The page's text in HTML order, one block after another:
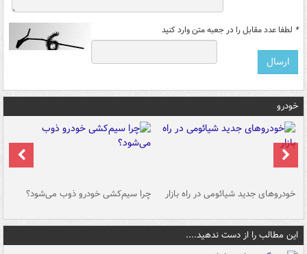
* لطفا عدد مقابل را در جعبه متن وارد کنید
خودرو
خودروهای جدید شیائومی در راه بازار چرا سیم‌کشی خودرو ذوب می‌شود؟
این مطالب را از دست ندهید....